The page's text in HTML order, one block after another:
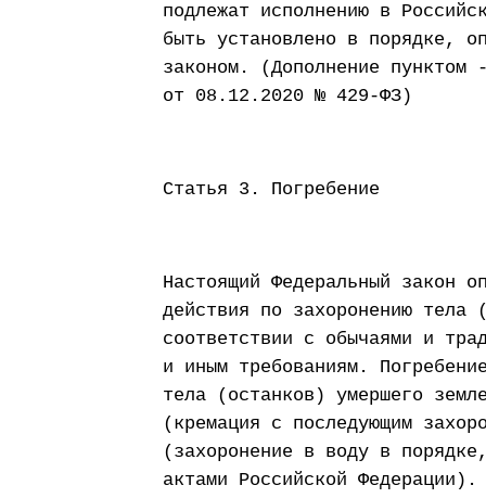
подлежат исполнению в
быть установлено в порядке,
законом. (Дополнение пунктом
от 08.12.2020 № 429-ФЗ)
Статья 3. Погребение
Настоящий Федеральный закон
действия по захоронению тела
соответствии с обычаями и
и иным требованиям.
тела (останков) умершего
(кремация с последующим
(захоронение в воду в
актами Российской Федерации).